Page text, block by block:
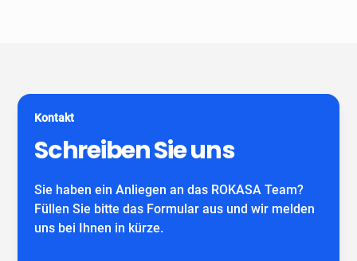
für Schlauchliner. Wir beraten Sie kostenfrei und
individuell nach Ihrem Bedürfnis.
Wir freuen uns auf Ihren Anruf!
Kontakt
Schreiben Sie uns
Sie haben ein Anliegen an das ROKASA Team?
Füllen Sie bitte das Formular aus und wir melden
uns bei Ihnen in kürze.